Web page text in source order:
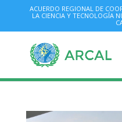
ACUERDO REGIONAL DE
LA CIENCIA Y TECNOLOGÍA